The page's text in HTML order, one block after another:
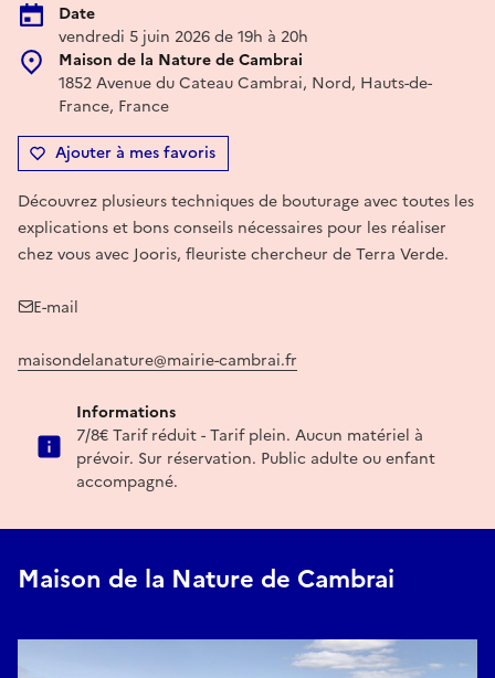
Date
vendredi 5 juin 2026 de 19h à 20h
Maison de la Nature de Cambrai
1852 Avenue du Cateau Cambrai, Nord, Hauts-de-
France, France
Ajouter à mes favoris
Découvrez plusieurs techniques de bouturage avec toutes les
explications et bons conseils nécessaires pour les réaliser
chez vous avec Jooris, fleuriste chercheur de Terra Verde.
E-mail
maisondelanature@mairie-cambrai.fr
Informations
7/8€ Tarif réduit - Tarif plein. Aucun matériel à
prévoir. Sur réservation. Public adulte ou enfant
accompagné.
Maison de la Nature de Cambrai